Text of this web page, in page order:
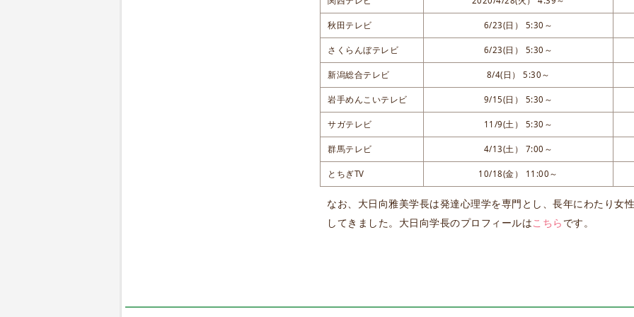
秋田テレビ 6/23(日） 5:30～
さくらんぼテレビ 6/23(日） 5:30～
新潟総合テレビ 8/4(日） 5:30～
岩手めんこいテレビ 9/15(日） 5:30～
サガテレビ 11/9(土） 5:30～
群馬テレビ 4/13(土） 7:00～
とちぎTV 10/18(金） 11:00～
なお、大日向雅美学長は発達心理学を専門とし、長年にわたり女
してきました。大日向学長のプロフィールはこちら です。